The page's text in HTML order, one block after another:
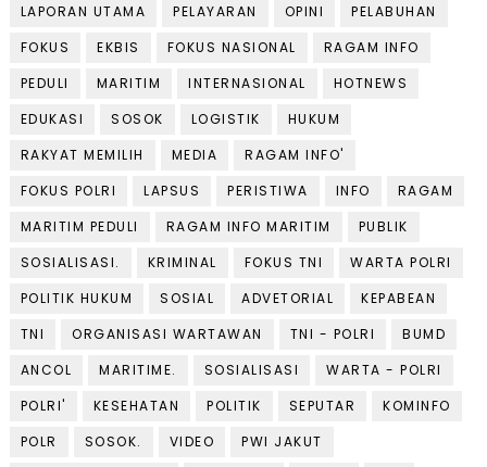
LAPORAN UTAMA
PELAYARAN OPINI
PELABUHAN
FOKUS
EKBIS FOKUS NASIONAL
RAGAM INFO
PEDULI
MARITIM INTERNASIONAL
HOTNEWS
EDUKASI
SOSOK LOGISTIK
HUKUM
RAKYAT MEMILIH
MEDIA
RAGAM INFO'
FOKUS POLRI
LAPSUS PERISTIWA INFO
RAGAM
MARITIM PEDULI
RAGAM INFO MARITIM
PUBLIK
SOSIALISASI.
KRIMINAL FOKUS TNI
WARTA POLRI
POLITIK HUKUM
SOSIAL ADVETORIAL
KEPABEAN
TNI
ORGANISASI WARTAWAN TNI - POLRI
BUMD
ANCOL
MARITIME. SOSIALISASI
WARTA - POLRI
POLRI'
KESEHATAN POLITIK SEPUTAR
KOMINFO
POLR
SOSOK. VIDEO
PWI JAKUT